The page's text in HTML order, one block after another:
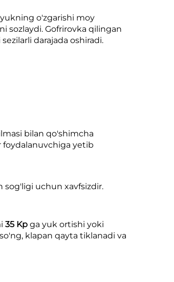
o'zgarishi moy
sozlaydi. Gofrirovka qilingan
darajada oshiradi.
bilan qo'shimcha
yetib
uchun xavfsizdir.
35 Kp ga yuk ortishi yoki
klapan qayta tiklanadi va